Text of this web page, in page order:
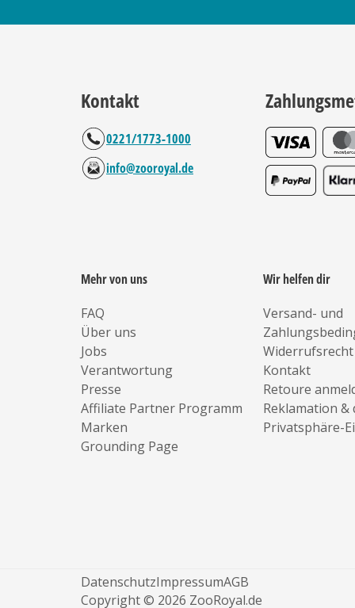
Kontakt
0221/1773-1000
info@zooroyal.de
Mehr von uns
FAQ
Über uns
Jobs
Verantwortung
Presse
Affiliate Partner Programm
Marken
Grounding Page
Wir helfen dir
Versand- und
Widerrufsrecht
Kontakt
Retoure
Reklamation &
Privatsphäre-
DatenschutzImpressumAGB
Copyright © 2026 ZooRoyal.de